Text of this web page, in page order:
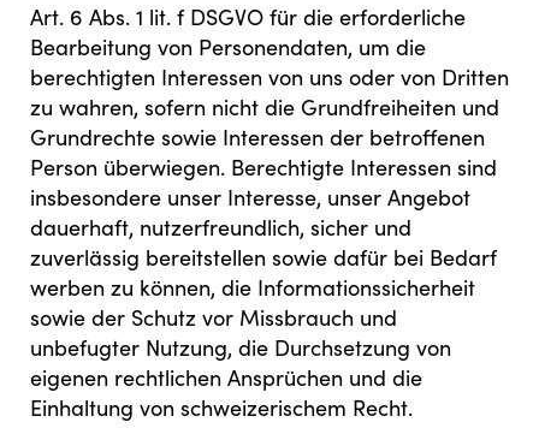
Art. 6 Abs. 1 lit. f DSGVO für die erforderliche
Bearbeitung von Personendaten, um die
berechtigten Interessen von uns oder von Dritten
zu wahren, sofern nicht die Grundfreiheiten und
Grundrechte sowie Interessen der betroffenen
Person überwiegen. Berechtigte Interessen sind
insbesondere unser Interesse, unser Angebot
dauerhaft, nutzerfreundlich, sicher und
zuverlässig bereitstellen sowie dafür bei Bedarf
werben zu können, die Informationssicherheit
sowie der Schutz vor Missbrauch und
unbefugter Nutzung, die Durchsetzung von
eigenen rechtlichen Ansprüchen und die
Einhaltung von schweizerischem Recht.